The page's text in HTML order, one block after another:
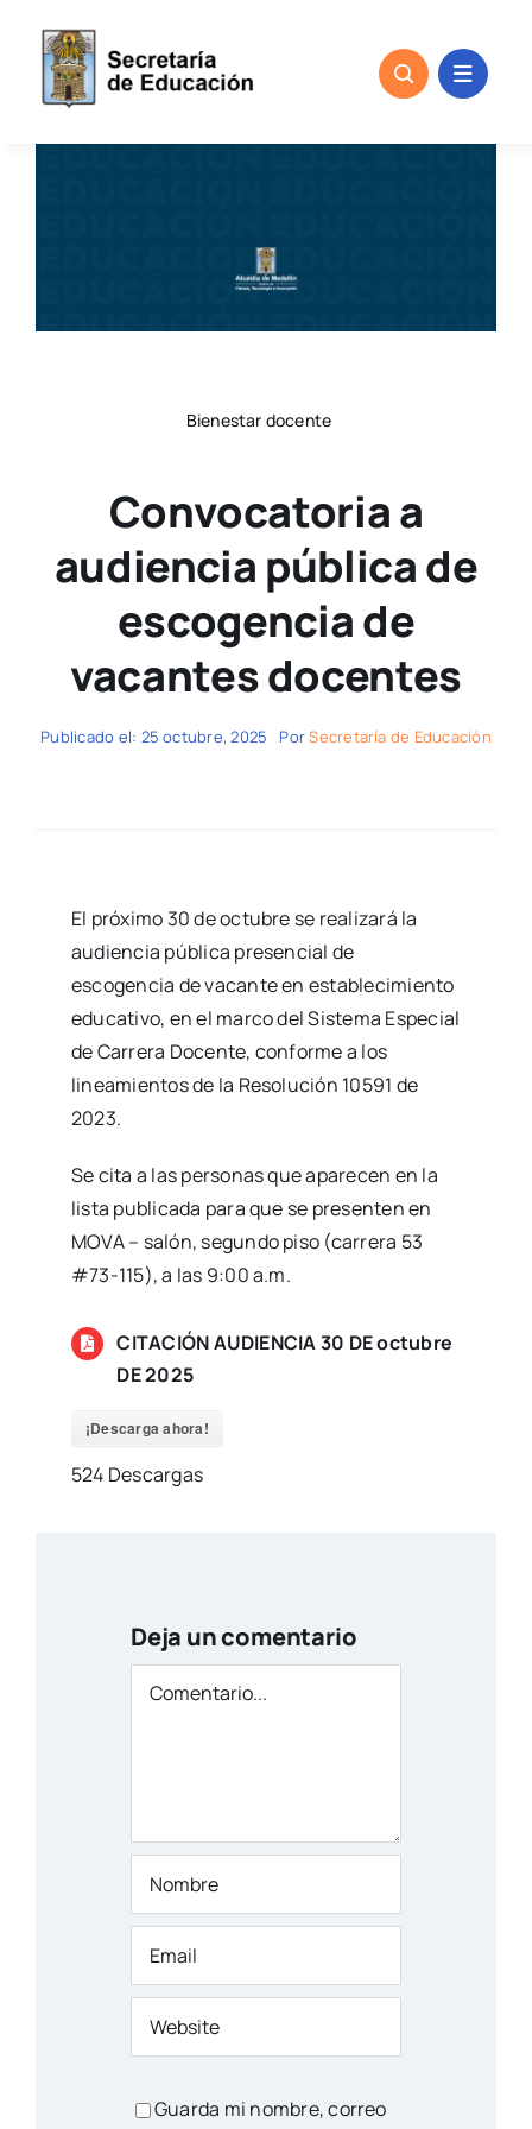
content
Bienestar docente
Convocatoria a
audiencia pública de
escogencia de
vacantes docentes
Publicado el: 25 octubre, 2025 PorSecretaría de Educación
El próximo 30 de octubre se realizará la
audiencia pública presencial de
escogencia de vacante en establecimiento
educativo, en el marco del Sistema Especial
de Carrera Docente, conforme a los
lineamientos de la Resolución 10591 de
2023.
Se cita a las personas que aparecen en la
lista publicada para que se presenten en
MOVA – salón, segundo piso (carrera 53
#73-115), a las 9:00 a.m.
CITACIÓN AUDIENCIA 30 DE octubre
DE 2025
¡Descarga ahora!
524 Descargas
Deja un comentario
Comentario
Guarda mi nombre, correo